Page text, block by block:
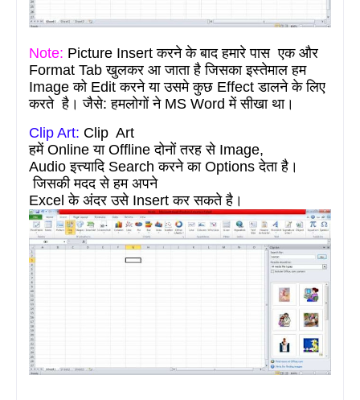
Note: Picture Insertकरने के बादहमारे पास एक और
Format Tabखुलकर आ जाताहैजिसकाइस्तेमाल हम
ImageकोEditकरनेयाउसमेकुछ Effectडालनेकेलिए
करते है। जैसे:हमलोगों ने MS Word में सीखा था।
Clip Art: Clip Art
हमें OnlineयाOfflineदोनों तरहसेImage,
Audioइत्त्यादिSearchकरनेका Optionsदेता है।
जिसकी मददसे हम अपने
Excelके अंदर उसे Insertकरसकते है।